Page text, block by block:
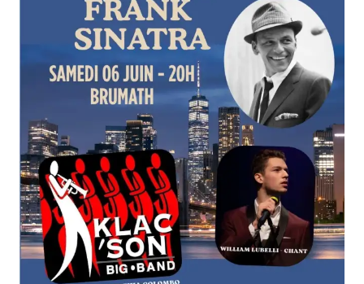
FORMATIONS
ATELIERS
RENCONTRES
ACCOMPAGNEMENT